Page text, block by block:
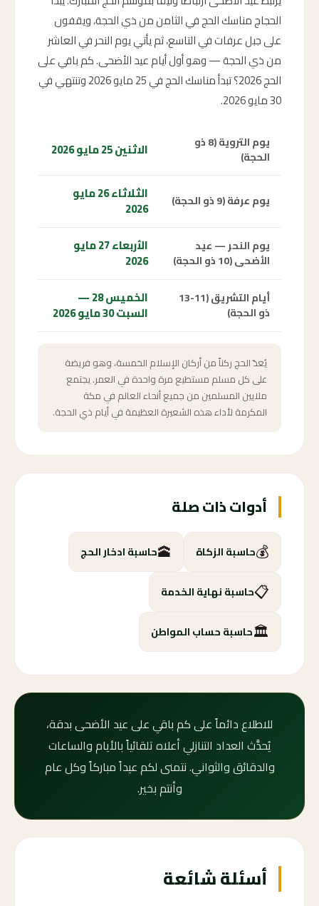
الحجاج مناسك الحج في الثامن من ذي الحجة، ويقفون
على جبل عرفات في التاسع، ثم يأتي يوم النحر في العاشر
من ذي الحجة — وهو أول أيام عيد الأضحى. كم باقي على
الحج 2026؟ تبدأ مناسك الحج في 25 مايو 2026 وتنتهي في
30 مايو 2026.
يوم التروية (8 ذو
الحجة)
الاثنين 25 مايو 2026
يوم عرفة (9 ذو الحجة) الثلاثاء 26 مايو
2026
يوم النحر — عيد
الأضحى (10 ذو الحجة)
الأربعاء 27 مايو
2026
أيام التشريق (11-13
ذو الحجة)
الخميس 28 —
السبت 30 مايو 2026
يُعدّ الحج ركناً من أركان الإسلام الخمسة، وهو فريضة
على كل مسلم مستطيع مرة واحدة في العمر. يجتمع
ملايين المسلمين من جميع أنحاء العالم في مكة
المكرمة لأداء هذه الشعيرة العظيمة في أيام ذي الحجة.
أدوات ذات صلة
💰حاسبة الزكاة 🕋حاسبة ادخار الحج
📋حاسبة نهاية الخدمة
🏛️حاسبة حساب المواطن
للاطلاع دائماً على كم باقي على عيد الأضحى بدقة،
يُحدَّث العداد التنازلي أعلاه تلقائياً بالأيام والساعات
والدقائق والثواني. نتمنى لكم عيداً مباركاً وكل عام
وأنتم بخير.
أسئلة شائعة